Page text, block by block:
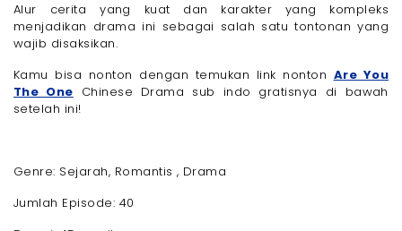
Alur cerita yang kuat dan karakter yang kompleks
menjadikan drama ini sebagai salah satu tontonan yang
wajib disaksikan.
Kamu bisa nonton dengan temukan link nonton Are You
The One Chinese Drama sub indo gratisnya di bawah
setelah ini!
Genre: Sejarah, Romantis , Drama
Jumlah Episode: 40